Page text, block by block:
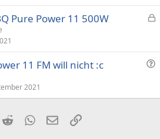
p
e
Pure Power 11 500W
F
g
11 FM will nicht :c
2021
RedditWhatsApp
E-MailLink